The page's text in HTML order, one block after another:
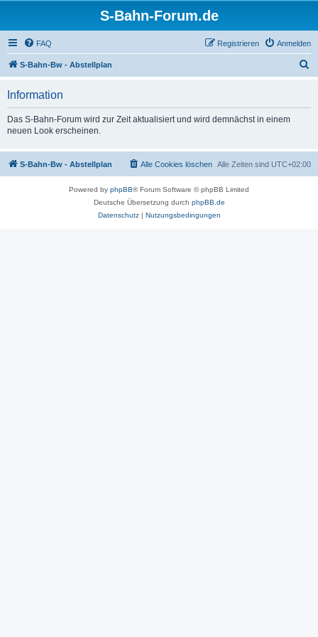
S-Bahn-Forum.de
FAQ Anmelden
Registrieren
S-Bahn-Bw - Abstellplan
Information
Das S-Bahn-Forum wird zur Zeit aktualisiert und wird demnächst in einem
neuen Look erscheinen.
S-Bahn-Bw - Abstellplan Alle Zeiten sind UTC+02:00
Alle Cookies löschen
Powered by phpBB® Forum Software © phpBB Limited
Deutsche Übersetzung durch phpBB.de
Datenschutz| Nutzungsbedingungen